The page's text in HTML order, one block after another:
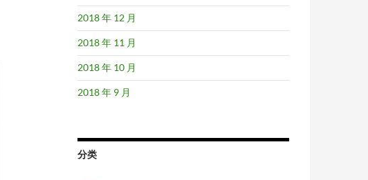
2018 年 12 月
2018 年 11 月
2018 年 10 月
2018 年 9 月
分类